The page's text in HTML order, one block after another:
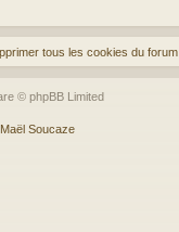
tous les cookies du forum
© phpBB Limited
Maël Soucaze